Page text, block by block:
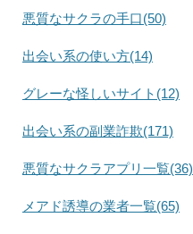
悪質なサクラの手口(50)
出会い系の使い方(14)
グレーな怪しいサイト(12)
出会い系の副業詐欺(171)
悪質なサクラアプリ一覧(36)
メアド誘導の業者一覧(65)